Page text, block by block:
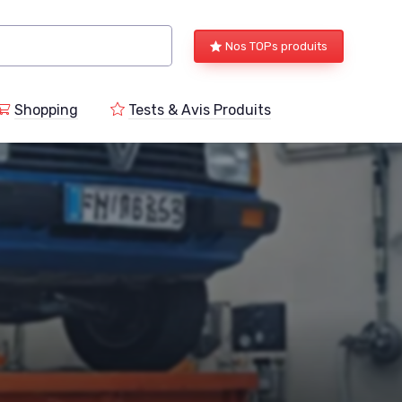
Nos TOPs produits
Shopping Tests & Avis Produits